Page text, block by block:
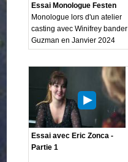
Essai Monologue Festen
Monologue lors d'un atelier
casting avec Winifrey bander
Guzman en Janvier 2024
Essai avec Eric Zonca -
Partie 1